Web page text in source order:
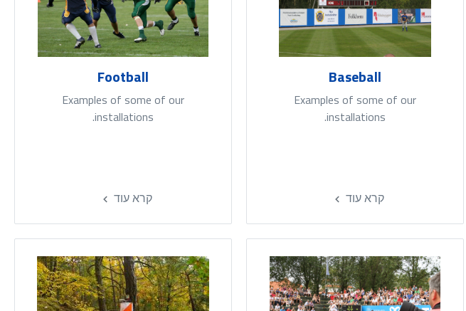
Football
Examples of some of our
installations.
קרא עוד
Baseball
Examples of some of our
installations.
קרא עוד